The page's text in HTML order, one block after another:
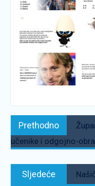
Navigacija
objava
Prethodno
učenike i odgojno-
Sljedeće